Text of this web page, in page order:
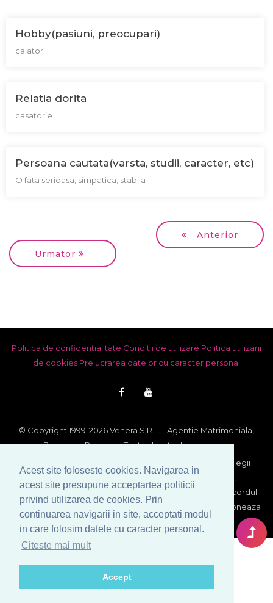
Acest site foloseste cookies. Navigarea in
acest site presupune acceptartea politicii
privind utilizarea de cookies. Prin
continuarea navigarii in site, acceptati modul
in care folosim datele cu caracter personal.
Citeste mai mult
Accept
Hobby(pasiuni, preocupari)
calatorii
Relatia dorita
casatorie
Persoana cautata(varsta, studii, caracter, etc)
O fata serioasa, simpatica, stabila
Anterior
Urmator
Politica de confidentialitate Conditii de utilizare Politica utilizarii
de cookies Prelucrarea datelor cu caracter personal
© Copyright 1999-2026 Venera S.R.L. - Agentie Matrimoniala,
Bucuresti, Romania. Toate drepturile rezervate.
Imaginile si textele din acest site se afla sub incidenta legii
dreptului de autor. Utilizarea integrala sau partiala,
reproducerea si multiplicarea lor pe orice suport fara acordul
scris al proprietarului constituie contraventie si se sanctioneaza
conform legii.